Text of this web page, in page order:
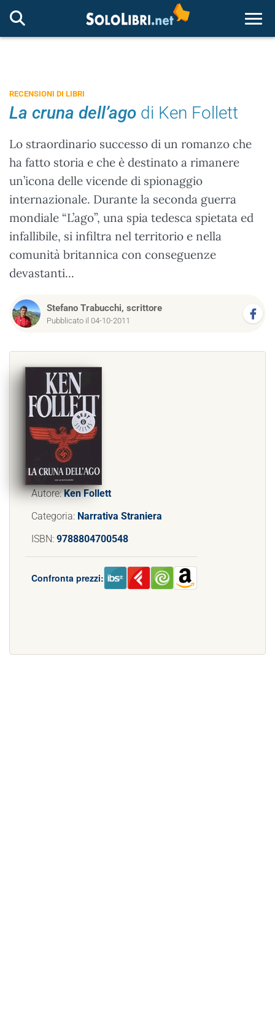
RECENSIONI DI LIBRI
La cruna dell’ago di Ken Follett
Lo straordinario successo di un romanzo che
ha fatto storia e che è destinato a rimanere
un’icona delle vicende di spionaggio
internazionale. Durante la seconda guerra
mondiale “L’ago”, una spia tedesca spietata ed
infallibile, si infiltra nel territorio e nella
comunità britannica con conseguenze
devastanti...
Stefano Trabucchi, scrittore
Pubblicato il 04-10-2011
Autore:Ken Follett
Categoria: Narrativa Straniera
ISBN: 9788804700548
Confronta prezzi: